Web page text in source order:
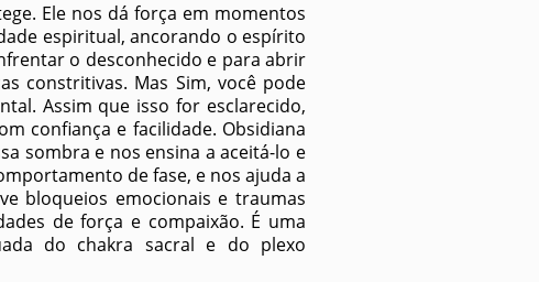
Ele nos dá força em momentos
espiritual, ancorando o espírito
o desconhecido e para abrir
constritivas. Mas Sim, você pode
Assim que isso for esclarecido,
confiança e facilidade. Obsidiana
sombra e nos ensina a aceitá-lo e
de fase, e nos ajuda a
bloqueios emocionais e traumas
de força e compaixão. É uma
do chakra sacral e do plexo